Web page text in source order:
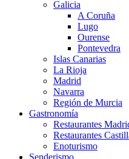
Galicia
A Coruña
Lugo
Ourense
Pontevedra
Islas Canarias
La Rioja
Madrid
Navarra
Región de Murcia
Gastronomía
Restaurantes
Restaurantes
Enoturismo
Senderismo